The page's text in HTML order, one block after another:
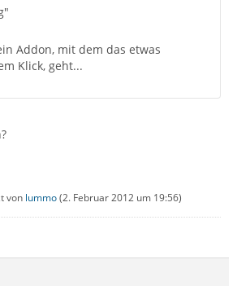
Addon, mit dem das etwas
Klick, geht...
von lummo(2. Februar 2012 um 19:56)